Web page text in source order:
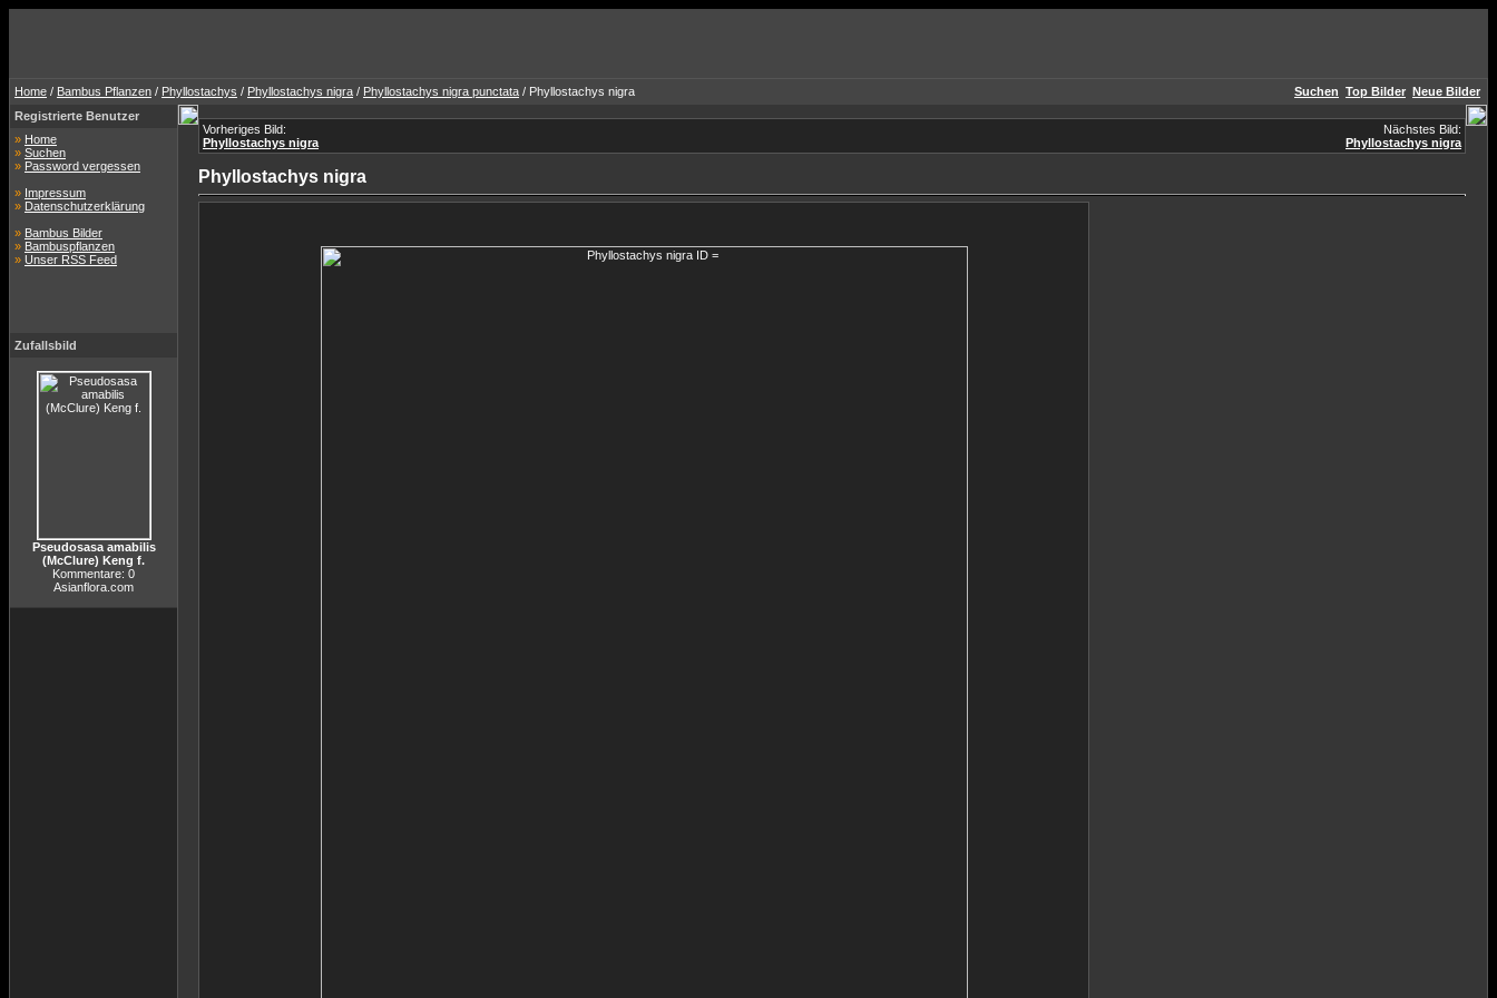
Home / Bambus Pflanzen / Phyllostachys / Phyllostachys nigra / Phyllostachys nigra punctata / Phyllostachys nigra Suchen Top Bilder Neue Bilder
Registrierte Benutzer
» Home
» Suchen
» Password vergessen
» Impressum
» Datenschutzerklärung
» Bambus Bilder
» Bambuspflanzen
» Unser RSS Feed
Zufallsbild
Pseudosasa amabilis
(McClure) Keng f.
Kommentare: 0
Asianflora.com
Vorheriges Bild:
Phyllostachys nigra
Nächstes Bild:
Phyllostachys nigra
Phyllostachys nigra